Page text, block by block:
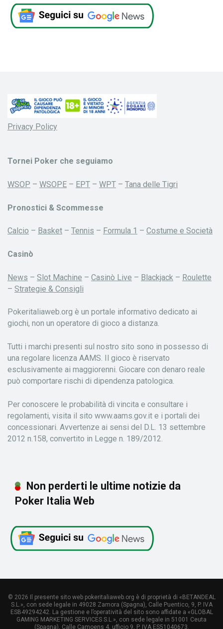
Privacy Policy
Tornei Poker che seguiamo
WSOP – WSOPE – EPT – WPT – Tana delle Tigri
Pronostici & Scommesse
Calcio – Basket – Tennis – Formula 1 – Costume e Società
Casinò
News – Slot Machine – Casinò Live – Blackjack – Roulette
– Strategie & Consigli
Pokeritaliaweb.org è un portale informativo dedicato ai
giochi, non un operatore di gioco a distanza.
Tutti i marchi presenti sul nostro sito sono in possesso di
una regolare licenza AAMS. Il gioco è riservato
esclusivamente ai maggiorenni. Giocare con denaro reale
può comportare rischi di dipendenza patologica.
Per conoscere le probabilità di vincita e consultare i
regolamenti, visita il sito www.aams.gov.it e i portali dei
concessionari. Avvertenze ai sensi del D.L. 13 settembre
2012 n.158, convertito in Legge n. 189/2012.
Non perderti le ultime notizie da
Poker Italia Web
© 2026 Il presente sito web pokeritaliaweb.org è di proprietà di «BETANDEAL
S.L.», con sede legale in 49028 Zamora (Spagna), Calle Puentico, 9, P. IVA
ESB49294242. La gestione e l’operatività del sito sono affidate a «GLOBAL
GAMING MARKETING SERVICES S.L.», con sede legale in 51001 Ceuta
(Spagna), Calle Camoens 4, ufficio 9, P. IVA ES51040673.